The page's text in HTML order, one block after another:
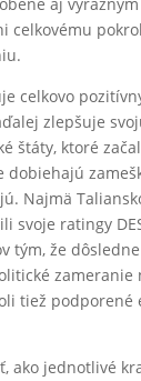
celkovému
celkovo
zlepšuje
štáty, ktoré
dobiehajú
Najmä
svoje ratingy
tým, že
zameranie
tiež podporené
ako jednotlivé